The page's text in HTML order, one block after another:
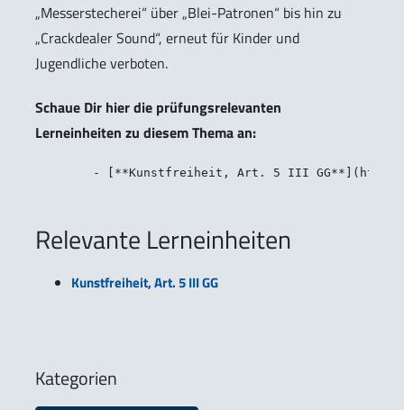
„Messerstecherei“ über „Blei-Patronen“ bis hin zu
„Crackdealer Sound“, erneut für Kinder und
Jugendliche verboten.
Schaue Dir hier die prüfungsrelevanten
Lerneinheiten zu diesem Thema an:
Relevante Lerneinheiten
Kunstfreiheit, Art. 5 III GG
Kategorien